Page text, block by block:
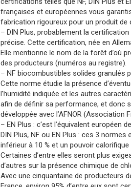
françaises et européennes vous
fabrication rigoureux pour un produit de
– DIN Plus, probablement la
précise. Cette certification, née en
Elle mentionne le nom de la forêt d’où
des producteurs (numéros au registre).
– NF biocombustibles solides granulés
Cette norme étudie la présence
l’humidité indiquée et les autres
afin de définir sa performance, et donc
développée avec l’AFNOR (Association
– EN Plus : c’est l’équivalent européen
DIN Plus, NF ou EN Plus : ces 3 normes
inférieur à 10 % et un pouvoir calorifique
Certaines d’entre elles seront plus
d’autres sur la présence chimique de
Avec une cinquantaine de producteurs